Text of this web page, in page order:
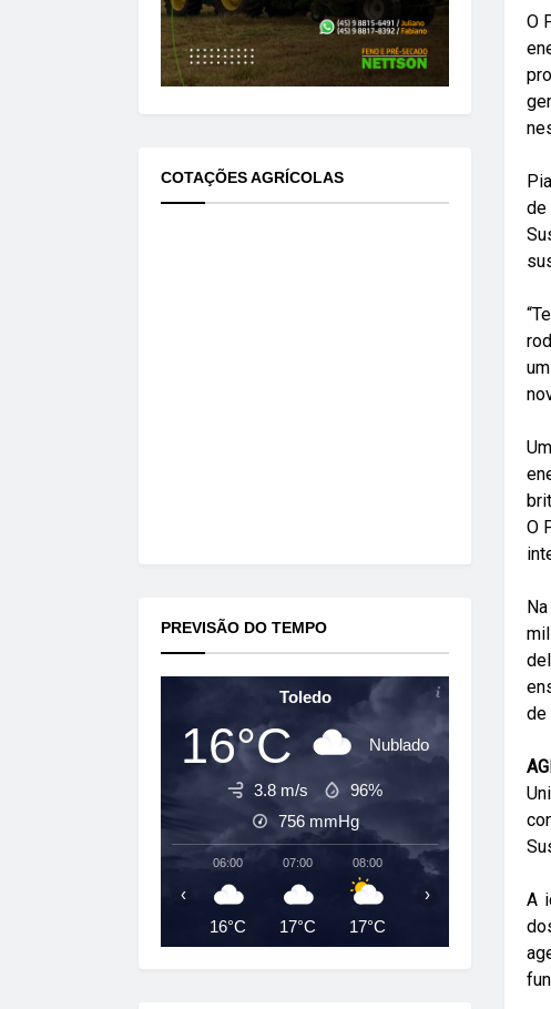
O
de
O
de
A
COTAÇÕES AGRÍCOLAS
PREVISÃO DO TEMPO
Toledo
16°C Nublado
3.8 m/s
96%
756 mmHg
06:00
16°C
07:00
17°C
08:00
17°C
09:00
‹ ›